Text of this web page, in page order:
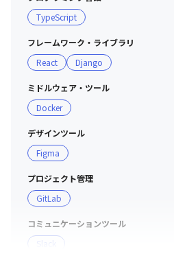
ド）
・その他：Google Workspace
■ 現場・社員の雰囲気
＜社内アンケート（HEROZで働
・小さい会社なので、自立した
ると思います。人数が少ないこ
が、充実感を得られる環境だと
・課題解決の方法をエンジニア
できます。計算リソースが豊富
・AIの社会実装自体が不確かな
ですが、業界の実業務を楽にし
日々取り組んでいます（ビジネス
・「AI企業として」という観点
TypeScript
フレームワーク・ライブラリ
React
Django
ミドルウェア・ツール
Docker
デザインツール
Figma
プロジェクト管理
GitLab
コミュニケーションツール
Slack